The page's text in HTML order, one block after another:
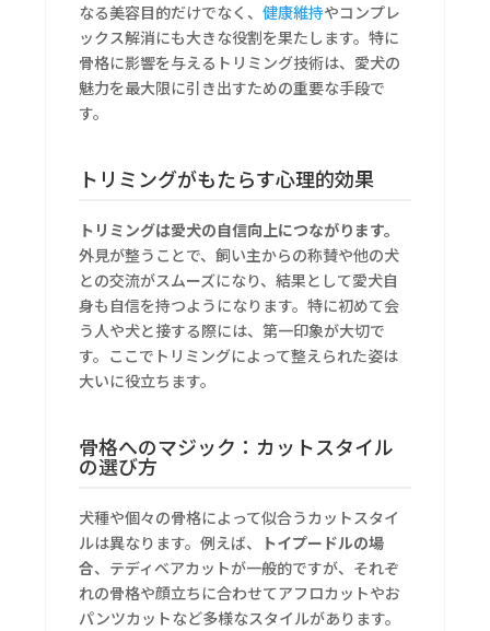
なる美容目的だけでなく、健康維持やコンプレ
ックス解消にも大きな役割を果たします。特に
骨格に影響を与えるトリミング技術は、愛犬の
魅力を最大限に引き出すための重要な手段で
す。
トリミングがもたらす心理的効果
トリミングは愛犬の自信向上につながります。
外見が整うことで、飼い主からの称賛や他の犬
との交流がスムーズになり、結果として愛犬自
身も自信を持つようになります。特に初めて会
う人や犬と接する際には、第一印象が大切で
す。ここでトリミングによって整えられた姿は
大いに役立ちます。
骨格へのマジック：カットスタイル
の選び方
犬種や個々の骨格によって似合うカットスタイ
ルは異なります。例えば、
トイプードルの場
合、テディベアカットが一般的ですが、それぞ
れの骨格や顔立ちに合わせてアフロカットやお
パンツカットなど多様なスタイルがあります。